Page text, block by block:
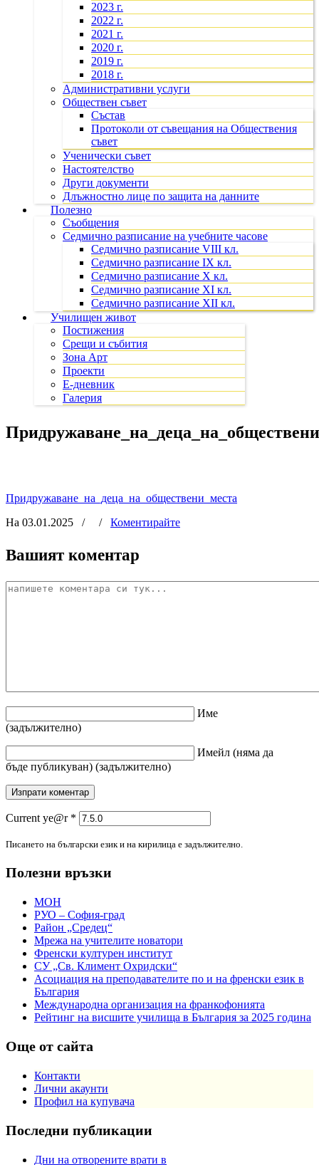
2023 г.
2022 г.
2021 г.
2020 г.
2019 г.
2018 г.
Административни услуги
Обществен съвет
Състав
Протоколи от съвещания на Обществения
съвет
Ученически съвет
Настоятелство
Други документи
Длъжностно лице по защита на данните
Полезно
Съобщения
Седмично разписание на учебните часове
Седмично разписание VIII кл.
Седмично разписание IX кл.
Седмично разписание X кл.
Седмично разписание XI кл.
Седмично разписание XII кл.
Училищен живот
Постижения
Срещи и събития
Зона Арт
Проекти
Е-дневник
Галерия
Придружаване_на_деца_на_обществени_места
На 03.01.2025
/ / Коментирайте
Вашият коментар
Име
(задължително)
Имейл (няма да
бъде публикуван) (задължително)
Current ye@r *
Писането на български език и на кирилица е задължително.
Полезни връзки
МОН
РУО – София-град
Район „Средец“
Мрежа на учителите новатори
Френски културен институт
СУ „Св. Климент Охридски“
Асоциация на преподавателите по и на френски език в
България
Международна организация на франкофонията
Рейтинг на висшите училища в България за 2025 година
Още от сайта
Контакти
Лични акаунти
Профил на купувача
Последни публикации
Дни на отворените врати в